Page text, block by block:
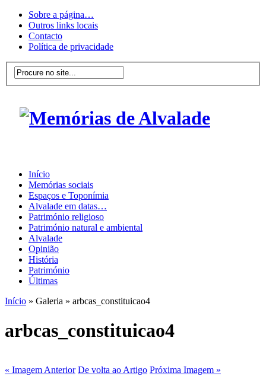
Sobre a página…
Outros links locais
Contacto
Política de privacidade
Início
Memórias sociais
Espaços e Toponímia
Alvalade em datas…
Património religioso
Património natural e ambiental
Alvalade
Opinião
História
Património
Últimas
Início » Galeria » arbcas_constituicao4
arbcas_constituicao4
« Imagem Anterior De volta ao Artigo Próxima Imagem »